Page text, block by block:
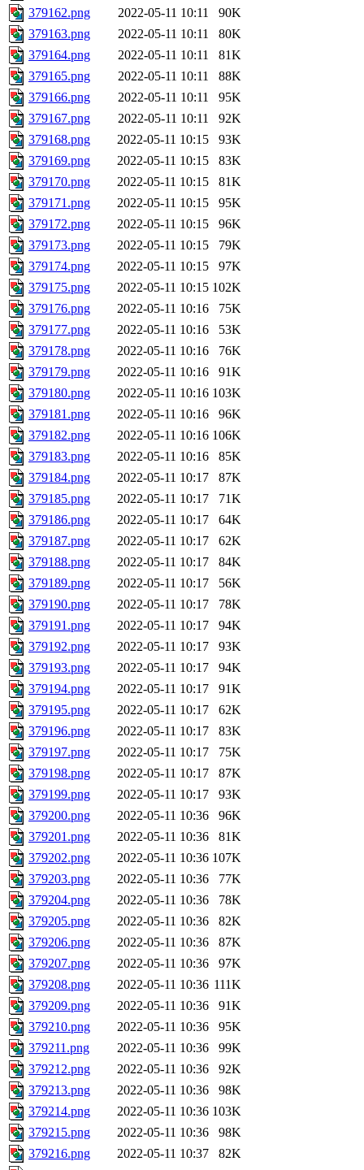
379162.png
2022-05-11 10:11
90K
379163.png
2022-05-11 10:11
80K
379164.png
2022-05-11 10:11
81K
379165.png
2022-05-11 10:11
88K
379166.png
2022-05-11 10:11
95K
379167.png
2022-05-11 10:11
92K
379168.png
2022-05-11 10:15
93K
379169.png
2022-05-11 10:15
83K
379170.png
2022-05-11 10:15
81K
379171.png
2022-05-11 10:15
95K
379172.png
2022-05-11 10:15
96K
379173.png
2022-05-11 10:15
79K
379174.png
2022-05-11 10:15
97K
379175.png
2022-05-11 10:15 102K
379176.png
2022-05-11 10:16
75K
379177.png
2022-05-11 10:16
53K
379178.png
2022-05-11 10:16
76K
379179.png
2022-05-11 10:16
91K
379180.png
2022-05-11 10:16 103K
379181.png
2022-05-11 10:16
96K
379182.png
2022-05-11 10:16 106K
379183.png
2022-05-11 10:16
85K
379184.png
2022-05-11 10:17
87K
379185.png
2022-05-11 10:17
71K
379186.png
2022-05-11 10:17
64K
379187.png
2022-05-11 10:17
62K
379188.png
2022-05-11 10:17
84K
379189.png
2022-05-11 10:17
56K
379190.png
2022-05-11 10:17
78K
379191.png
2022-05-11 10:17
94K
379192.png
2022-05-11 10:17
93K
379193.png
2022-05-11 10:17
94K
379194.png
2022-05-11 10:17
91K
379195.png
2022-05-11 10:17
62K
379196.png
2022-05-11 10:17
83K
379197.png
2022-05-11 10:17
75K
379198.png
2022-05-11 10:17
87K
379199.png
2022-05-11 10:17
93K
379200.png
2022-05-11 10:36
96K
379201.png
2022-05-11 10:36
81K
379202.png
2022-05-11 10:36 107K
379203.png
2022-05-11 10:36
77K
379204.png
2022-05-11 10:36
78K
379205.png
2022-05-11 10:36
82K
379206.png
2022-05-11 10:36
87K
379207.png
2022-05-11 10:36
97K
379208.png
2022-05-11 10:36 111K
379209.png
2022-05-11 10:36
91K
379210.png
2022-05-11 10:36
95K
379211.png
2022-05-11 10:36
99K
379212.png
2022-05-11 10:36
92K
379213.png
2022-05-11 10:36
98K
379214.png
2022-05-11 10:36 103K
379215.png
2022-05-11 10:36
98K
379216.png
2022-05-11 10:37
82K